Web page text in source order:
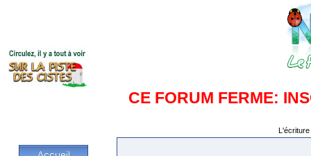
CE FORUM FERME: